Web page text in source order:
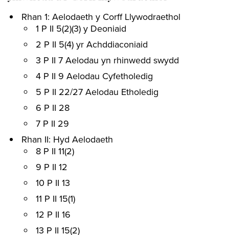
Rhan 1: Aelodaeth y Corff Llywodraethol
1 P II 5(2)(3) y Deoniaid
2 P II 5(4) yr Achddiaconiaid
3 P II 7 Aelodau yn rhinwedd swydd
4 P II 9 Aelodau Cyfetholedig
5 P II 22/27 Aelodau Etholedig
6 P II 28
7 P II 29
Rhan II: Hyd Aelodaeth
8 P II 11(2)
9 P II 12
10 P II 13
11 P II 15(1)
12 P II 16
13 P II 15(2)